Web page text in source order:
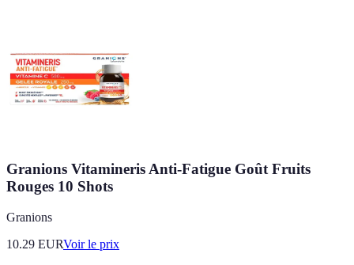
Granions Vitamineris Anti-Fatigue Goût Fruits
Rouges 10 Shots
Granions
10.29 EURVoir le prix